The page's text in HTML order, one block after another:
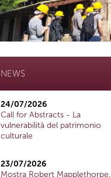
NEWS
24/07/2026
Call for Abstracts - La
vulnerabilità del patrimonio
culturale
23/07/2026
Mostra Robert Mapplethorpe,